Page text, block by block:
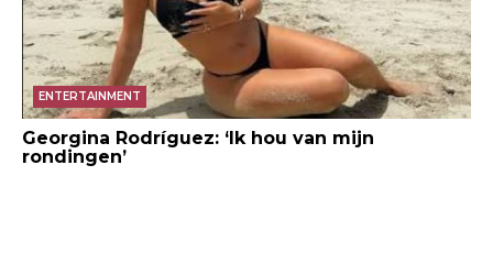
ENTERTAINMENT
Georgina Rodríguez: ‘Ik hou van mijn
rondingen’